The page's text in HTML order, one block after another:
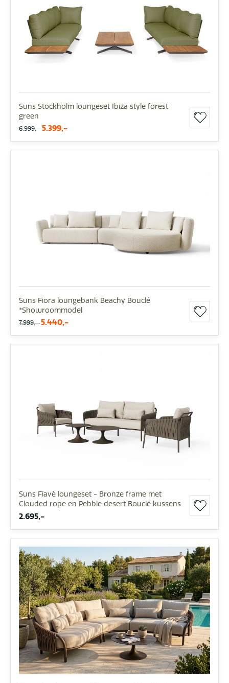
Suns Stockholm loungeset Ibiza style forest
green
6.999,- 5.399,-
Suns Fiora loungebank Beachy Bouclé
*Showroommodel
7.999,- 5.440,-
Suns Fiavè loungeset - Bronze frame met
Clouded rope en Pebble desert Bouclé kussens
2.695,-